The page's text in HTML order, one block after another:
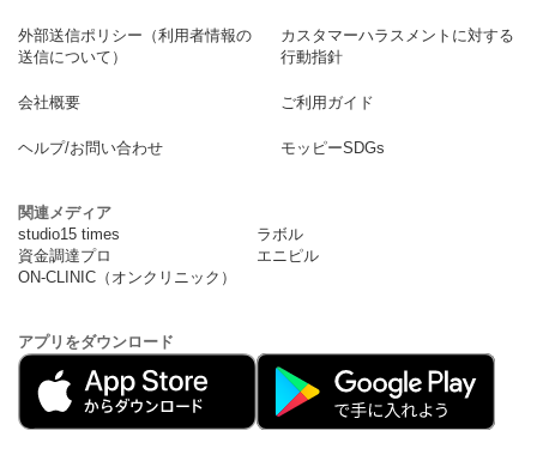
外部送信ポリシー（利用者情報の
送信について）
カスタマーハラスメントに対する
行動指針
会社概要 ご利用ガイド
ヘルプ/お問い合わせ モッピーSDGs
関連メディア
studio15 times
ラボル
資金調達プロ
エニピル
ON-CLINIC（オンクリニック）
アプリをダウンロード